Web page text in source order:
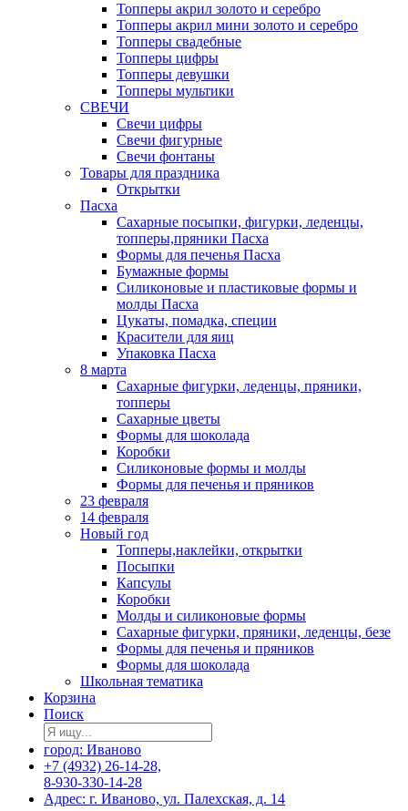
Топперы акрил золото и серебро
Топперы акрил мини золото и серебро
Топперы свадебные
Топперы цифры
Топперы девушки
Топперы мультики
СВЕЧИ
Свечи цифры
Свечи фигурные
Свечи фонтаны
Товары для праздника
Открытки
Пасха
Сахарные посыпки, фигурки, леденцы,
топперы,пряники Пасха
Формы для печенья Пасха
Бумажные формы
Силиконовые и пластиковые формы и
молды Пасха
Цукаты, помадка, специи
Красители для яиц
Упаковка Пасха
8 марта
Сахарные фигурки, леденцы, пряники,
топперы
Сахарные цветы
Формы для шоколада
Коробки
Силиконовые формы и молды
Формы для печенья и пряников
23 февраля
14 февраля
Новый год
Топперы,наклейки, открытки
Посыпки
Капсулы
Коробки
Молды и силиконовые формы
Сахарные фигурки, пряники, леденцы, безе
Формы для печенья и пряников
Формы для шоколада
Школьная тематика
Корзина
Поиск
город: Иваново
+7 (4932) 26-14-28,
8-930-330-14-28
Адрес: г. Иваново, ул. Палехская, д. 14